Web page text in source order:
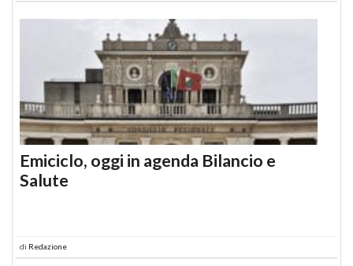
Emiciclo, oggi in agenda Bilancio e
Salute
di Redazione